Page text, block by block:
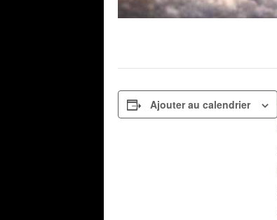
Ajouter au calendrier